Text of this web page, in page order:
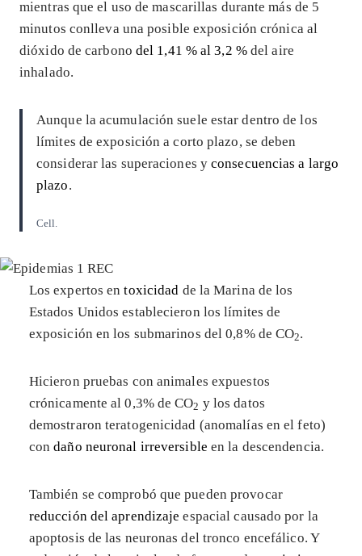
mientras que el uso de mascarillas durante más de 5
minutos conlleva una posible exposición crónica al
dióxido de carbono del 1,41 % al 3,2 %del aire
inhalado.
Aunque la acumulación suele estar dentro de los
límites de exposición a corto plazo, se deben
considerar las superaciones yconsecuencias a largo
plazo.
Cell.
Los expertos entoxicidad de la Marina de los
Estados Unidos establecieron los límites de
exposición en los submarinos del 0,8% de CO2.
Hicieron pruebas con animales expuestos
crónicamente al 0,3% de CO2 y los datos
demostraron teratogenicidad (anomalías en el feto)
condaño neuronal irreversible en la descendencia.
También se comprobó que pueden provocar
reducción del aprendizaje espacial causado por la
apoptosis de las neuronas del tronco encefálico. Y